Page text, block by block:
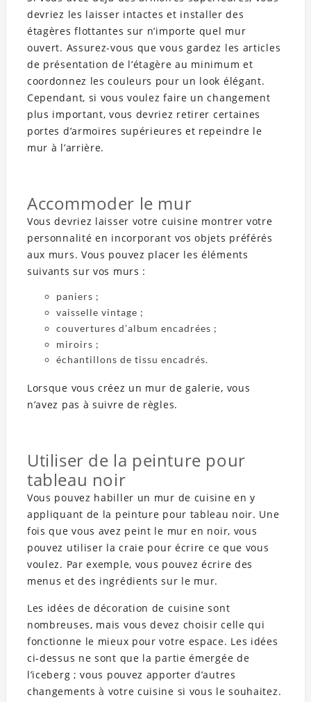
devriez les laisser intactes et installer des
étagères flottantes sur n’importe quel mur
ouvert. Assurez-vous que vous gardez les articles
de présentation de l’étagère au minimum et
coordonnez les couleurs pour un look élégant.
Cependant, si vous voulez faire un changement
plus important, vous devriez retirer certaines
portes d’armoires supérieures et repeindre le
mur à l’arrière.
Accommoder le mur
Vous devriez laisser votre cuisine montrer votre
personnalité en incorporant vos objets préférés
aux murs. Vous pouvez placer les éléments
suivants sur vos murs :
paniers ;
vaisselle vintage ;
couvertures d’album encadrées ;
miroirs ;
échantillons de tissu encadrés.
Lorsque vous créez un mur de galerie, vous
n’avez pas à suivre de règles.
Utiliser de la peinture pour
tableau noir
Vous pouvez habiller un mur de cuisine en y
appliquant de la peinture pour tableau noir. Une
fois que vous avez peint le mur en noir, vous
pouvez utiliser la craie pour écrire ce que vous
voulez. Par exemple, vous pouvez écrire des
menus et des ingrédients sur le mur.
Les idées de décoration de cuisine sont
nombreuses, mais vous devez choisir celle qui
fonctionne le mieux pour votre espace. Les idées
ci-dessus ne sont que la partie émergée de
l’iceberg ; vous pouvez apporter d’autres
changements à votre cuisine si vous le souhaitez.